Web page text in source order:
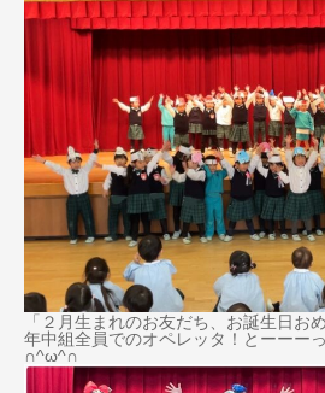
「２月生まれのお友だち、お誕生日お
年中組全員でのオペレッタ！とーーー
∩^ω^∩